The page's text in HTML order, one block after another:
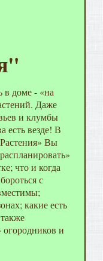
в доме - «на
Даже
и клумбы
есть везде! В
Вы
что и когда
с
какие есть
и